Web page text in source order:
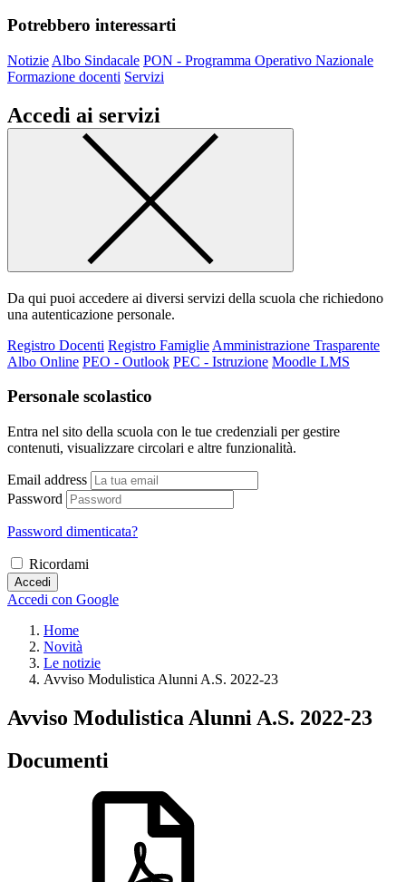
Potrebbero interessarti
Notizie Albo Sindacale PON - Programma Operativo Nazionale
Formazione docenti Servizi
Accedi ai servizi
Da qui puoi accedere ai diversi servizi della scuola che richiedono
una autenticazione personale.
Registro Docenti Registro Famiglie Amministrazione Trasparente
Albo Online PEO - Outlook PEC - Istruzione Moodle LMS
Personale scolastico
Entra nel sito della scuola con le tue credenziali per gestire
contenuti, visualizzare circolari e altre funzionalità.
Email address
Password
Password dimenticata?
Ricordami
Accedi
Accedi con Google
Home
Novità
Le notizie
Avviso Modulistica Alunni A.S. 2022-23
Avviso Modulistica Alunni A.S. 2022-23
Documenti